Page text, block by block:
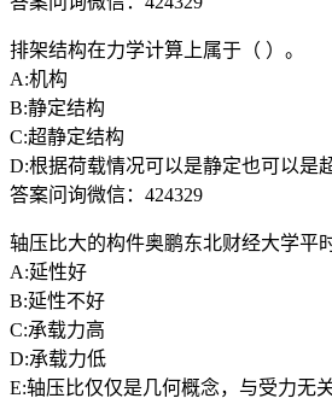
排架结构在力学计算上属于（ ）。
A:机构
B:静定结构
C:超静定结构
D:根据荷载情况可以是静定也可以是
答案问询微信：424329
轴压比大的构件奥鹏东北财经大学平
A:延性好
B:延性不好
C:承载力高
D:承载力低
E:轴压比仅仅是几何概念，与受力无